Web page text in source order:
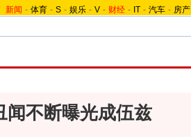
新闻 - 体育 - S - 娱乐 - V - 财经 - IT - 汽车 - 房产
闻不断曝光成伍兹